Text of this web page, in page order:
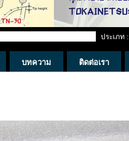
ประเภท :
บทความ ติดต่อเรา